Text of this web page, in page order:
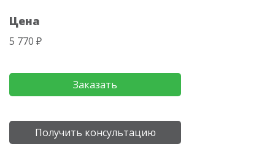
Цена
5 770 ₽
Заказать
Получить консультацию